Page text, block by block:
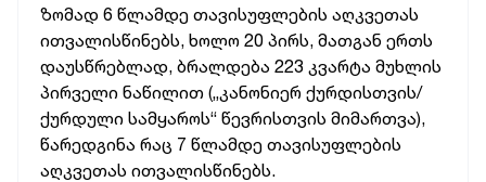
ზომად 6 წლამდე თავისუფლების აღკვეთას
ითვალისწინებს, ხოლო 20 პირს, მათგან ერთს
დაუსწრებლად, ბრალდება 223 კვარტა მუხლის
პირველი ნაწილით („კანონიერ ქურდისთვის/
ქურდული სამყაროს“ წევრისთვის მიმართვა),
წარედგინა რაც 7 წლამდე თავისუფლების
აღკვეთას ითვალისწინებს.